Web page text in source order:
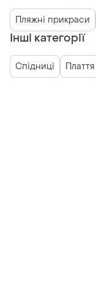
Пляжні прикраси
Інші категорії
Спідниці Плаття